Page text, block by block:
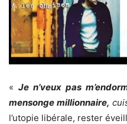
« Je n’veux pas
mensonge millionnaire,
l’utopie libérale, rester